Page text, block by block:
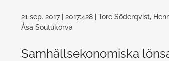
21 sep. 2017| 2017:428 | Tore Söderqvist,
Åsa Soutukorva
Samhällsekonomiska